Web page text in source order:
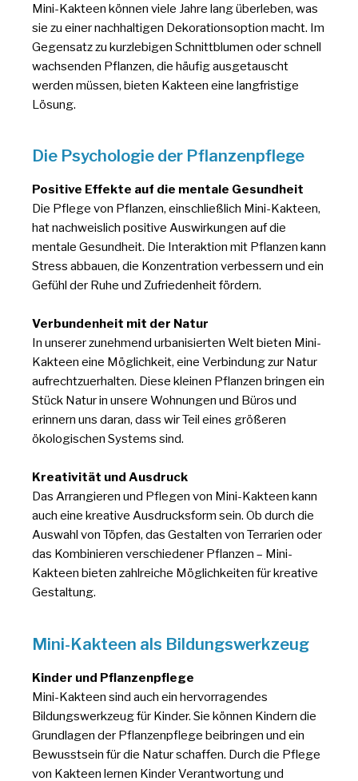
Mini-Kakteen können viele Jahre lang überleben, was
sie zu einer nachhaltigen Dekorationsoption macht. Im
Gegensatz zu kurzlebigen Schnittblumen oder schnell
wachsenden Pflanzen, die häufig ausgetauscht
werden müssen, bieten Kakteen eine langfristige
Lösung.
Die Psychologie der Pflanzenpflege
Positive Effekte auf die mentale Gesundheit
Die Pflege von Pflanzen, einschließlich Mini-Kakteen,
hat nachweislich positive Auswirkungen auf die
mentale Gesundheit. Die Interaktion mit Pflanzen kann
Stress abbauen, die Konzentration verbessern und ein
Gefühl der Ruhe und Zufriedenheit fördern.
Verbundenheit mit der Natur
In unserer zunehmend urbanisierten Welt bieten Mini-
Kakteen eine Möglichkeit, eine Verbindung zur Natur
aufrechtzuerhalten. Diese kleinen Pflanzen bringen ein
Stück Natur in unsere Wohnungen und Büros und
erinnern uns daran, dass wir Teil eines größeren
ökologischen Systems sind.
Kreativität und Ausdruck
Das Arrangieren und Pflegen von Mini-Kakteen kann
auch eine kreative Ausdrucksform sein. Ob durch die
Auswahl von Töpfen, das Gestalten von Terrarien oder
das Kombinieren verschiedener Pflanzen – Mini-
Kakteen bieten zahlreiche Möglichkeiten für kreative
Gestaltung.
Mini-Kakteen als Bildungswerkzeug
Kinder und Pflanzenpflege
Mini-Kakteen sind auch ein hervorragendes
Bildungswerkzeug für Kinder. Sie können Kindern die
Grundlagen der Pflanzenpflege beibringen und ein
Bewusstsein für die Natur schaffen. Durch die Pflege
von Kakteen lernen Kinder Verantwortung und